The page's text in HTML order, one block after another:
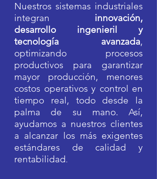
Nuestros sistemas industriales
integran innovación,
desarrollo ingenieril y
tecnología avanzada,
optimizando procesos
productivos para garantizar
mayor producción, menores
costos operativos y control en
tiempo real, todo desde la
palma de su mano. Así,
ayudamos a nuestros clientes
a alcanzar los más exigentes
estándares de calidad y
rentabilidad.